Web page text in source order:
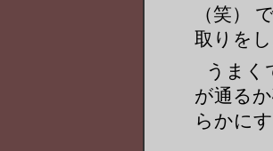
（笑）
取りをし
うまく
が通る
らかにす